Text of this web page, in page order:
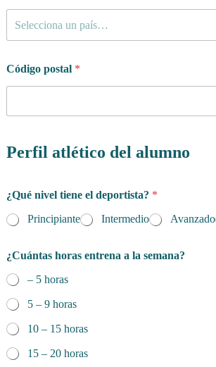
Selecciona un país…
Código postal *
Perfil atlético del alumno
¿Qué nivel tiene el deportista? *
Principiante
Intermedio Avanzado
¿Cuántas horas entrena a la semana?
– 5 horas
5 – 9 horas
10 – 15 horas
15 – 20 horas